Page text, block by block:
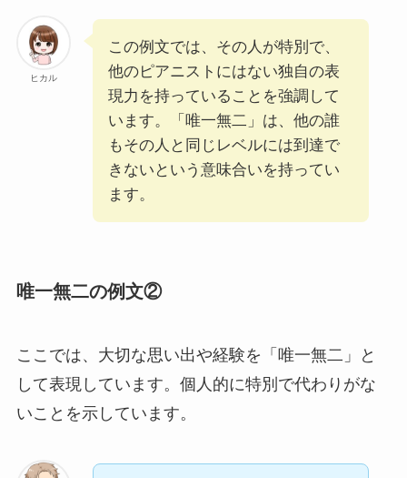
ヒカル
この例文では、その人が特別で、
他のピアニストにはない独自の表
現力を持っていることを強調して
います。「唯一無二」は、他の誰
もその人と同じレベルには到達で
きないという意味合いを持ってい
ます。
唯一無二の例文②
ここでは、大切な思い出や経験を「唯一無二」と
して表現しています。個人的に特別で代わりがな
いことを示しています。